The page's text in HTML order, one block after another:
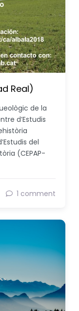
Real)
de la
d’Estudis
del
(CEPAP-
1 comment